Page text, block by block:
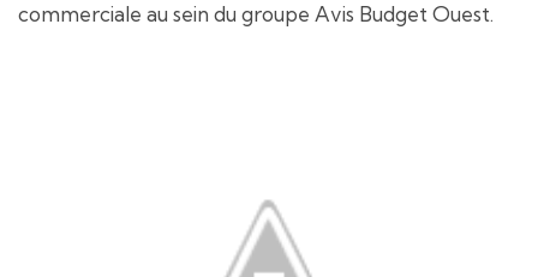
commerciale au sein du groupe Avis Budget Ouest.